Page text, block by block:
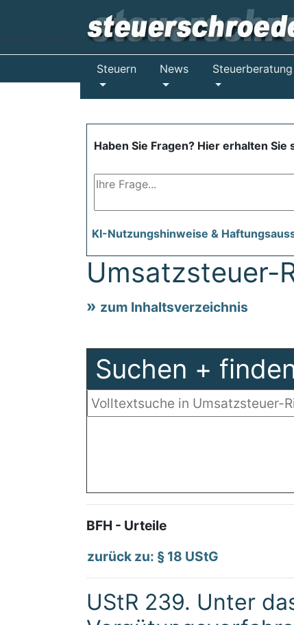
Steuern News Steuerberatung
Haben Sie Fragen? Hier erhalten
KI-Nutzungshinweise &
Umsatzsteuer-
zum Inhaltsverzeichnis
Suchen +
BFH - Urteile
zurück zu: § 18 UStG
UStR 239. Unter